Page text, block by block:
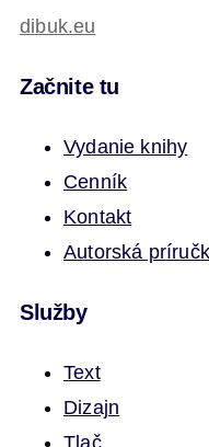
dibuk.eu
Začnite tu
Vydanie knihy
Cenník
Kontakt
Autorská
Služby
Text
Dizajn